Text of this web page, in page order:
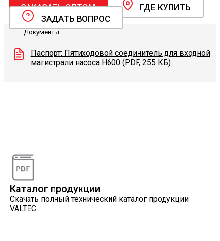
ЗАКАЗАТЬ ОПТОМ
ГДЕ КУПИТЬ
ЗАДАТЬ ВОПРОС
Документы
Паспорт: Пятиходовой соединитель для входной
магистрали насоса H600 (PDF, 255 КБ)
Каталог продукции
Скачать полный технический каталог продукции
VALTEC